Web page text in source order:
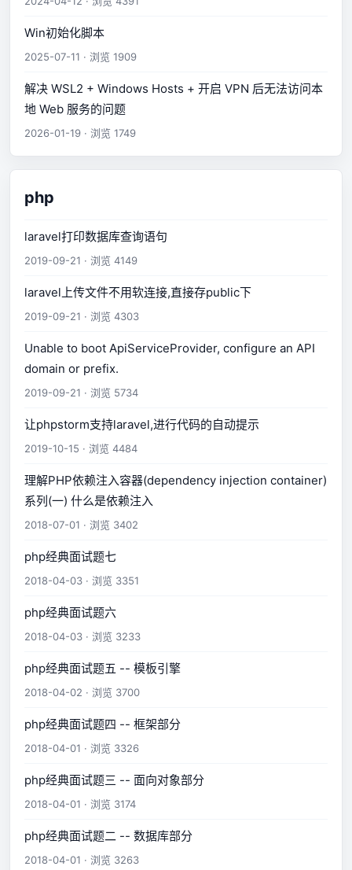
Win初始化脚本
2025-07-11 · 浏览 1909
解决 WSL2 + Windows Hosts + 开启 VPN 后无法访问本
地 Web 服务的问题
2026-01-19 · 浏览 1749
php
laravel打印数据库查询语句
2019-09-21 · 浏览 4149
laravel上传文件不用软连接,直接存public下
2019-09-21 · 浏览 4303
Unable to boot ApiServiceProvider, configure an API
domain or prefix.
2019-09-21 · 浏览 5734
让phpstorm支持laravel,进行代码的自动提示
2019-10-15 · 浏览 4484
理解PHP依赖注入容器(dependency injection container)
系列(一) 什么是依赖注入
2018-07-01 · 浏览 3402
php经典面试题七
2018-04-03 · 浏览 3351
php经典面试题六
2018-04-03 · 浏览 3233
php经典面试题五 -- 模板引擎
2018-04-02 · 浏览 3700
php经典面试题四 -- 框架部分
2018-04-01 · 浏览 3326
php经典面试题三 -- 面向对象部分
2018-04-01 · 浏览 3174
php经典面试题二 -- 数据库部分
2018-04-01 · 浏览 3263